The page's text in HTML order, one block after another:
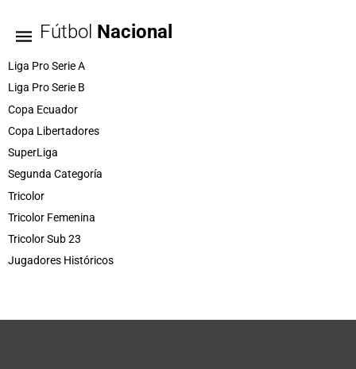
Fútbol Nacional
Liga Pro Serie A
Liga Pro Serie B
Copa Ecuador
Copa Libertadores
SuperLiga
Segunda Categoría
Tricolor
Tricolor Femenina
Tricolor Sub 23
Jugadores Históricos